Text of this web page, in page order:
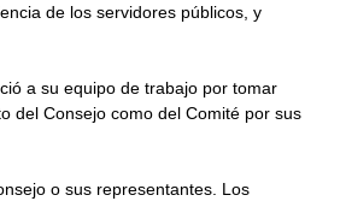
de los servidores públicos, y
a su equipo de trabajo por tomar
del Consejo como del Comité por sus
o sus representantes. Los